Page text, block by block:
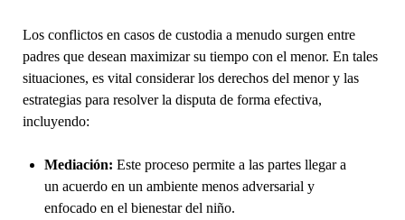
Los conflictos en casos de custodia a menudo surgen entre
padres que desean maximizar su tiempo con el menor. En tales
situaciones, es vital considerar los derechos del menor y las
estrategias para resolver la disputa de forma efectiva,
incluyendo:
Mediación: Este proceso permite a las partes llegar a
un acuerdo en un ambiente menos adversarial y
enfocado en el bienestar del niño.